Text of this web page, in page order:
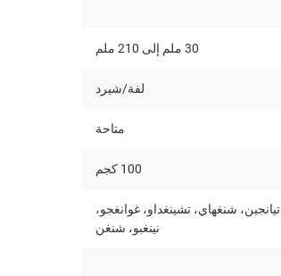
30 ملم إلى 210 ملم
لفة/شيرد
متاحة
100 كجم
تيانجين، شنغهاي، تشينغداو، غوانغجو،
نينغبو، شنغن